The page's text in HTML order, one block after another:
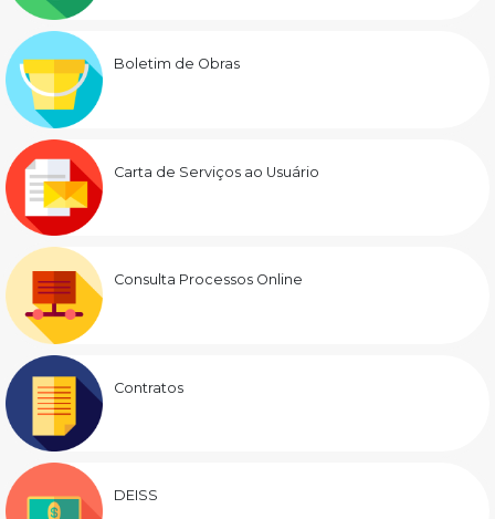
Boletim de Obras
Carta de Serviços ao Usuário
Consulta Processos Online
Contratos
DEISS